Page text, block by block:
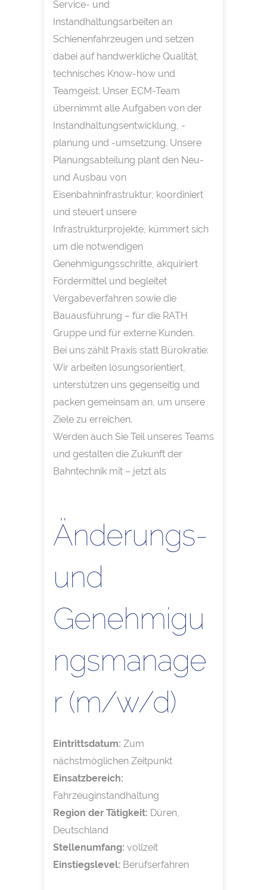
Service- und
Instandhaltungsarbeiten an
Schienenfahrzeugen und setzen
dabei auf handwerkliche Qualität,
technisches Know-how und
Teamgeist. Unser ECM-Team
übernimmt alle Aufgaben von der
Instandhaltungsentwicklung, -
planung und -umsetzung. Unsere
Planungsabteilung plant den Neu-
und Ausbau von
Eisenbahninfrastruktur, koordiniert
und steuert unsere
Infrastrukturprojekte, kümmert sich
um die notwendigen
Genehmigungsschritte, akquiriert
Fördermittel und begleitet
Vergabeverfahren sowie die
Bauausführung – für die RATH
Gruppe und für externe Kunden.
Bei uns zählt Praxis statt Bürokratie:
Wir arbeiten lösungsorientiert,
unterstützen uns gegenseitig und
packen gemeinsam an, um unsere
Ziele zu erreichen.
Werden auch Sie Teil unseres Teams
und gestalten die Zukunft der
Bahntechnik mit – jetzt als
Änderungs-
und
Genehmigu
ngsmanage
r (m/w/d)
Eintrittsdatum: Zum
nächstmöglichen Zeitpunkt
Einsatzbereich:
Fahrzeuginstandhaltung
Region der Tätigkeit: Düren,
Deutschland
Stellenumfang: vollzeit
Einstiegslevel: Berufserfahren